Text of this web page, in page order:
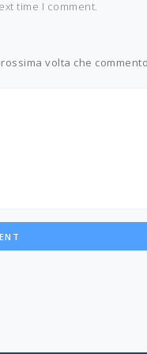
time I comment.
volta che